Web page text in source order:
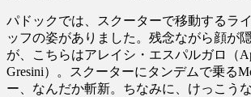
パドックでは、スクーターで移動するラ
ッフの姿がありました。残念ながら顔が
が、こちらはアレイシ・エスパルガロ（
Gresini）。スクーターにタンデムで乗る
ー、なんだか斬新。ちなみに、けっこう